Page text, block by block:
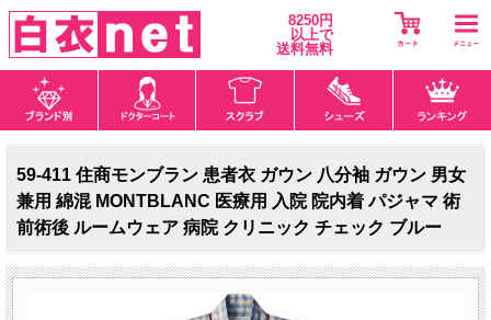
8250円
以上で
送料無料
59-411 住商モンブラン 患者衣 ガウン 八分袖 ガウン 男女
兼用 綿混 MONTBLANC 医療用 入院 院内着 パジャマ 術
前術後 ルームウェア 病院 クリニック チェック ブルー